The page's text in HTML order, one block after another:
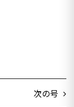
次の号